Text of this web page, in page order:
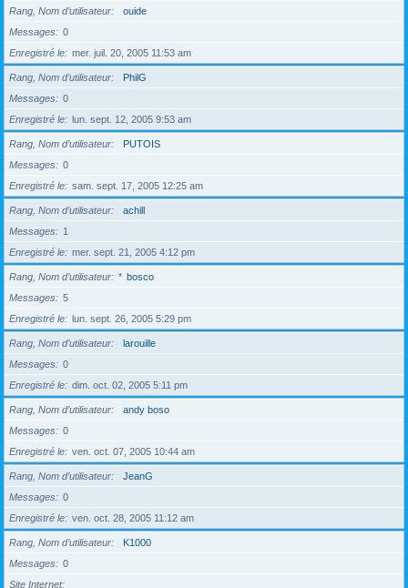
Rang, Nom d’utilisateur
ouide
Messages
0
Enregistré le
mer. juil. 20, 2005 11:53 am
Rang, Nom d’utilisateur
PhilG
Messages
0
Enregistré le
lun. sept. 12, 2005 9:53 am
Rang, Nom d’utilisateur
PUTOIS
Messages
0
Enregistré le
sam. sept. 17, 2005 12:25 am
Rang, Nom d’utilisateur
achill
Messages
1
Enregistré le
mer. sept. 21, 2005 4:12 pm
Rang, Nom d’utilisateur * bosco
Messages
5
Enregistré le
lun. sept. 26, 2005 5:29 pm
Rang, Nom d’utilisateur
larouille
Messages
0
Enregistré le
dim. oct. 02, 2005 5:11 pm
Rang, Nom d’utilisateur
andy boso
Messages
0
Enregistré le
ven. oct. 07, 2005 10:44 am
Rang, Nom d’utilisateur
JeanG
Messages
0
Enregistré le
ven. oct. 28, 2005 11:12 am
Rang, Nom d’utilisateur
K1000
Messages
0
Site Internet